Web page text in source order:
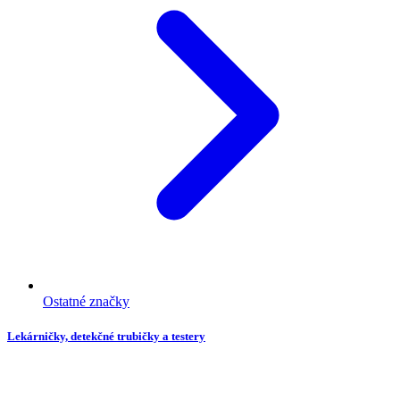
Ostatné značky
Lekárničky, detekčné trubičky a testery